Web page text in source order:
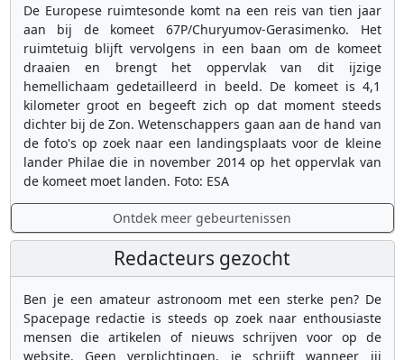
De Europese ruimtesonde komt na een reis van tien jaar
aan bij de komeet 67P/Churyumov-Gerasimenko. Het
ruimtetuig blijft vervolgens in een baan om de komeet
draaien en brengt het oppervlak van dit ijzige
hemellichaam gedetailleerd in beeld. De komeet is 4,1
kilometer groot en begeeft zich op dat moment steeds
dichter bij de Zon. Wetenschappers gaan aan de hand van
de foto's op zoek naar een landingsplaats voor de kleine
lander Philae die in november 2014 op het oppervlak van
de komeet moet landen. Foto: ESA
Ontdek meer gebeurtenissen
Redacteurs gezocht
Ben je een amateur astronoom met een sterke pen? De
Spacepage redactie is steeds op zoek naar enthousiaste
mensen die artikelen of nieuws schrijven voor op de
website. Geen verplichtingen, je schrijft wanneer jij